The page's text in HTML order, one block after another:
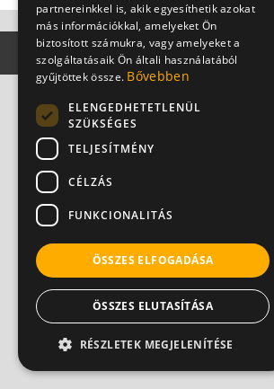
partnereinkkel is, akik egyesíthetik azokat
más információkkal, amelyeket Ön
biztosított számukra, vagy amelyeket a
szolgáltatásaik Ön általi használatából
gyűjtöttek össze. Bővebben
ELENGEDHETETLENÜL
SZÜKSÉGES
TELJESÍTMÉNY
CÉLZÁS
FUNKCIONALITÁS
ÖSSZES ELFOGADÁSA
ÖSSZES ELUTASÍTÁSA
RÉSZLETEK MEGJELENÍTÉSE